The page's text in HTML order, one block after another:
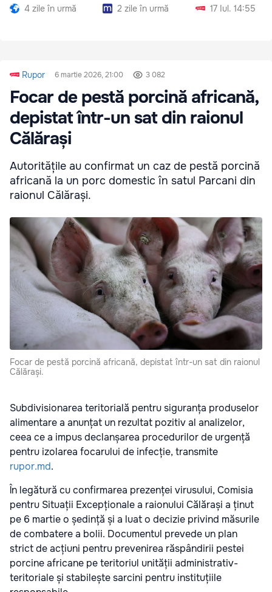
4 zile în urmă
2 zile în urmă
17 Iul. 14:55
Rupor 6 martie 2026, 21:00 3 082
Focar de pestă porcină africană,
depistat într-un sat din raionul
Călărași
Autoritățile au confirmat un caz de pestă porcină
africană la un porc domestic în satul Parcani din
raionul Călărași.
Focar de pestă porcină africană, depistat într-un sat din raionul
Călărași.
Subdivisionarea teritorială pentru siguranța produselor
alimentare a anunțat un rezultat pozitiv al analizelor,
ceea ce a impus declanșarea procedurilor de urgență
pentru izolarea focarului de infecție, transmite
rupor.md.
În legătură cu confirmarea prezenței virusului, Comisia
pentru Situații Excepționale a raionului Călărași a ținut
pe 6 martie o ședință și a luat o decizie privind măsurile
de combatere a bolii. Documentul prevede un plan
strict de acțiuni pentru prevenirea răspândirii pestei
porcine africane pe teritoriul unității administrativ-
teritoriale și stabilește sarcini pentru instituțiile